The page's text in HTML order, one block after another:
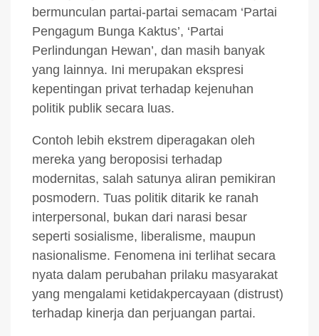
bermunculan partai-partai semacam ‘Partai
Pengagum Bunga Kaktus’, ‘Partai
Perlindungan Hewan’, dan masih banyak
yang lainnya. Ini merupakan ekspresi
kepentingan privat terhadap kejenuhan
politik publik secara luas.
Contoh lebih ekstrem diperagakan oleh
mereka yang beroposisi terhadap
modernitas, salah satunya aliran pemikiran
posmodern. Tuas politik ditarik ke ranah
interpersonal, bukan dari narasi besar
seperti sosialisme, liberalisme, maupun
nasionalisme. Fenomena ini terlihat secara
nyata dalam perubahan prilaku masyarakat
yang mengalami ketidakpercayaan (distrust)
terhadap kinerja dan perjuangan partai.